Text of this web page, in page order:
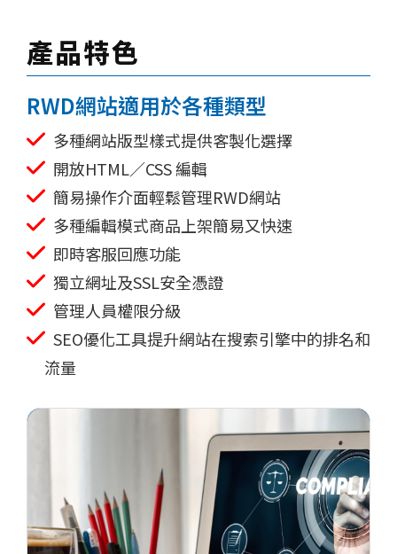
產品特色
RWD網站適用於各種類型
多種網站版型樣式提供客製化選擇
開放HTML／CSS 編輯
簡易操作介面輕鬆管理RWD網站
多種編輯模式商品上架簡易又快速
即時客服回應功能
獨立網址及SSL安全憑證
管理人員權限分級
SEO優化工具提升網站在搜索引擎中的排名和
流量